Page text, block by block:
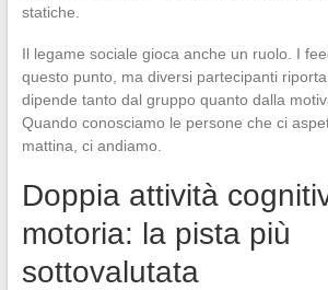
statiche.
Il legame sociale gioca anche un ruolo. I
questo punto, ma diversi partecipanti
dipende tanto dal gruppo quanto dalla
Quando conosciamo le persone che ci
mattina, ci andiamo.
Doppia attività
motoria: la pista più
sottovalutata